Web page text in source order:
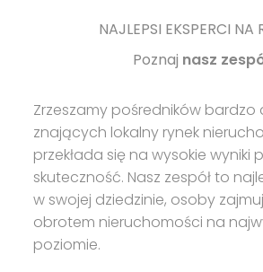
NAJLEPSI EKSPERCI NA
Poznaj nasz
Zrzeszamy pośredników bardzo
znających lokalny rynek
przekłada się na wysokie wyniki
skuteczność. Nasz zespół to
w swojej dziedzinie, osoby
obrotem nieruchomości na
poziomie.